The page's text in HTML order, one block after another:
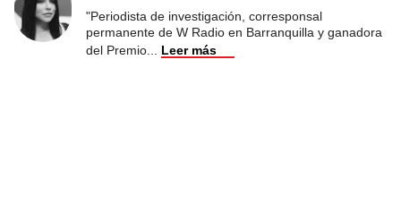
"Periodista de investigación, corresponsal
permanente de W Radio en Barranquilla y ganadora
del Premio
Leer más